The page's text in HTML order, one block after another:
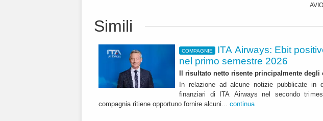
Simili
COMPAGNIE
ITA Airways: Ebit
nel primo semestre 2026
Il risultato netto risente principalmente
In relazione ad alcune notizie pubblicate in
finanziari di ITA Airways nel secondo
compagnia ritiene opportuno fornire alcuni... continua